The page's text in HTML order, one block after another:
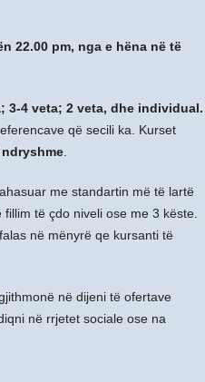
22.00 pm, nga e hëna në të
3-4 veta; 2 veta, dhe individual.
që secili ka. Kurset
me standartin më të lartë
të çdo niveli ose me 3 këste.
në mënyrë qe kursanti të
në dijeni të ofertave
në rrjetet sociale ose na